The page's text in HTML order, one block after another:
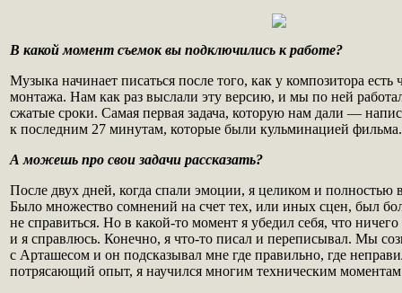
В какой момент съемок вы подключились к работе?
Музыка начинает писаться после того, как у композитора есть
монтажа. Нам как раз выслали эту версию, и мы по ней
сжатые сроки. Самая первая задача, которую нам дали —
к последним 27 минутам, которые были кульминацией фильма.
А можешь про свои задачи рассказать?
После двух дней, когда спали эмоции, я целиком и полностью
Было множество сомнений на счет тех, или иных сцен, был
не справиться. Но в какой-то момент я убедил себя, что ничего
и я справлюсь. Конечно, я что-то писал и переписывал. Мы
с Арташесом и он подсказывал мне где правильно, где
потрясающий опыт, я научился многим техническим